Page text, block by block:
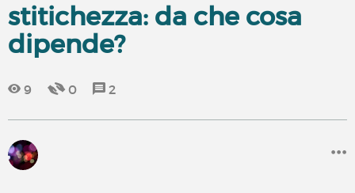
stitichezza: da che cosa
dipende?
9 0 2